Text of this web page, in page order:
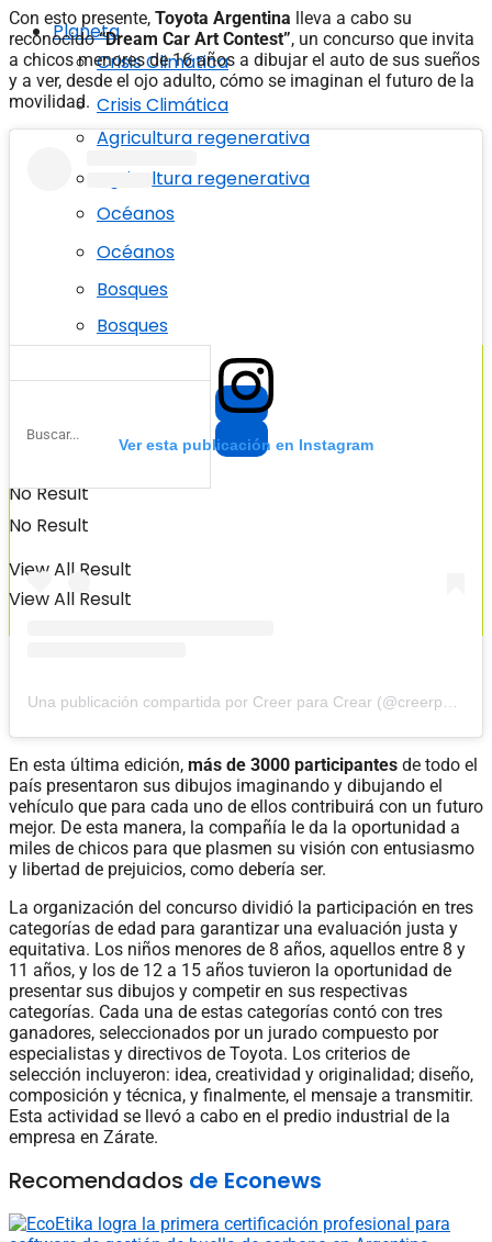
Crisis Climática
Agricultura regenerativa
Océanos
Bosques
No Result
View All Result
Planeta
Crisis Climática
Agricultura regenerativa
Océanos
Bosques
No Result
View All Result
Con esto presente, Toyota Argentina lleva a cabo su
reconocido“Dream Car Art Contest”, un concurso que invita
a chicos menores de 16 años a dibujar el auto de sus sueños
y a ver, desde el ojo adulto, cómo se imaginan el futuro de la
movilidad.
Ver esta publicación en Instagram
En esta última edición, más de 3000 participantes de todo el
país presentaron sus dibujos imaginando y dibujando el
vehículo que para cada uno de ellos contribuirá con un futuro
mejor. De esta manera, la compañía le da la oportunidad a
miles de chicos para que plasmen su visión con entusiasmo
y libertad de prejuicios, como debería ser.
La organización del concurso dividió la participación en tres
categorías de edad para garantizar una evaluación justa y
equitativa. Los niños menores de 8 años, aquellos entre 8 y
11 años, y los de 12 a 15 años tuvieron la oportunidad de
presentar sus dibujos y competir en sus respectivas
categorías. Cada una de estas categorías contó con tres
ganadores, seleccionados por un jurado compuesto por
especialistas y directivos de Toyota. Los criterios de
selección incluyeron: idea, creatividad y originalidad; diseño,
composición y técnica, y finalmente, el mensaje a transmitir.
Esta actividad se llevó a cabo en el predio industrial de la
empresa en Zárate.
Recomendados de Econews